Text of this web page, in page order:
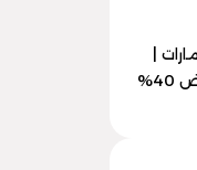
|
رمز الكود (BSB1) | تخفيض 40%